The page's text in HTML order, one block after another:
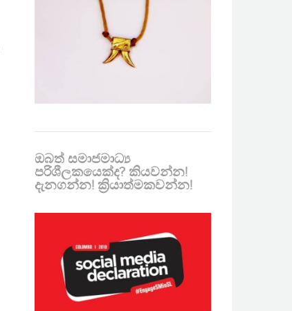
ඔබත් සමාජමාධ්‍ය
පරිශීලකයෙක්ද? කියවන්න!
දැනගන්න! ක්‍රියාත්මකවන්න!